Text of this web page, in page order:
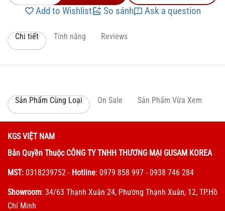
Add to Wishlist So sánh Ask a question
Chi tiết Tính năng Reviews
Sản Phẩm Cùng Loại On Sale Sản Phẩm Vừa Xem
KGS VIỆT NAM
Bản Quyền Thuộc CÔNG TY TNHH THƯƠNG MẠI GUSAM KOREA
MST: 0318239752 - Hotline: 0979 858 997 - 0938 746 284
Showroom: 34/63 Thạnh Xuân 24, Phường Thạnh Xuân, 12, TP.Hồ
Chí Minh